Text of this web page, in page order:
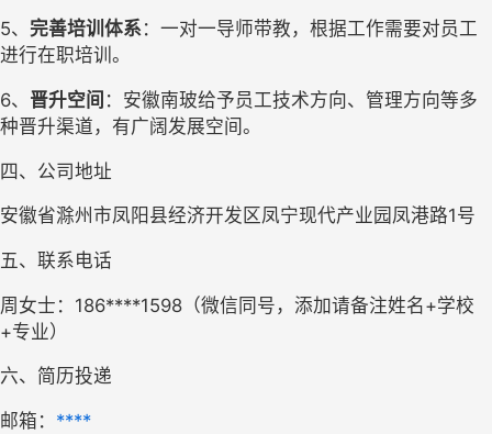
5、 完善培训体系：一对一导师带教，根据工作需要对员工
进行在职培训。
6、 晋升空间 ： 安徽南玻给予员工技术方向、管理方向等多
种晋升渠道，有广阔发展空间。
四、公司地址
安徽省滁州市凤阳县经济开发区凤宁现代产业园 凤港路1号
五、联系电话
周女士： 186****1598（微信同号，添加请备注姓名+学校
+专业）
六、 简历投递
邮箱： ****